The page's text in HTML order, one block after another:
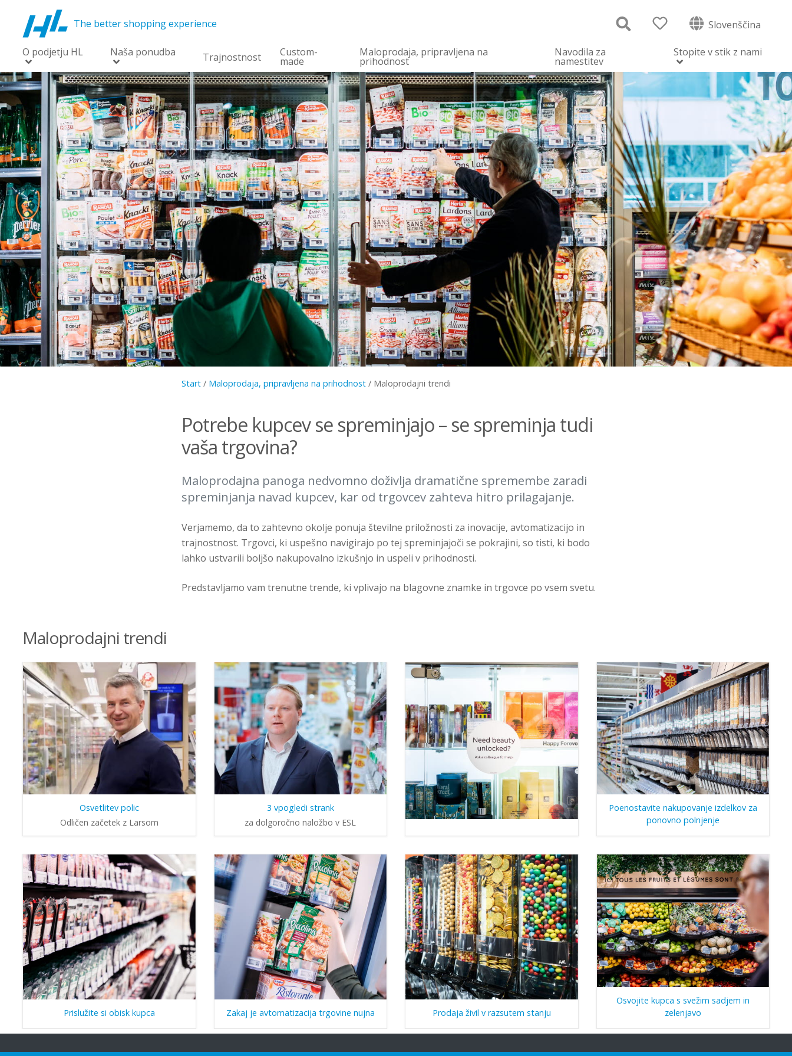
The better shopping experience Slovenščina
O podjetju HL Naša ponudba Trajnostnost Custom-
made
Maloprodaja, pripravljena na
prihodnost
Navodila za
namestitev
Stopite v stik z nami
Start/ Maloprodaja, pripravljena na prihodnost/ Maloprodajni trendi
Potrebe kupcev se spreminjajo – se spreminja tudi
vaša trgovina?
Maloprodajna panoga nedvomno doživlja dramatične spremembe zaradi
spreminjanja navad kupcev, kar od trgovcev zahteva hitro prilagajanje.
Verjamemo, da to zahtevno okolje ponuja številne priložnosti za inovacije, avtomatizacijo in
trajnostnost. Trgovci, ki uspešno navigirajo po tej spreminjajoči se pokrajini, so tisti, ki bodo
lahko ustvarili boljšo nakupovalno izkušnjo in uspeli v prihodnosti.
Predstavljamo vam trenutne trende, ki vplivajo na blagovne znamke in trgovce po vsem svetu.
Maloprodajni trendi
Osvetlitev polic
Odličen začetek z Larsom
3 vpogledi strank
za dolgoročno naložbo v ESL
Poenostavite nakupovanje izdelkov za
ponovno polnjenje
Prislužite si obisk kupca Zakaj je avtomatizacija trgovine nujna Prodaja živil v razsutem stanju
Osvojite kupca s svežim sadjem in
zelenjavo